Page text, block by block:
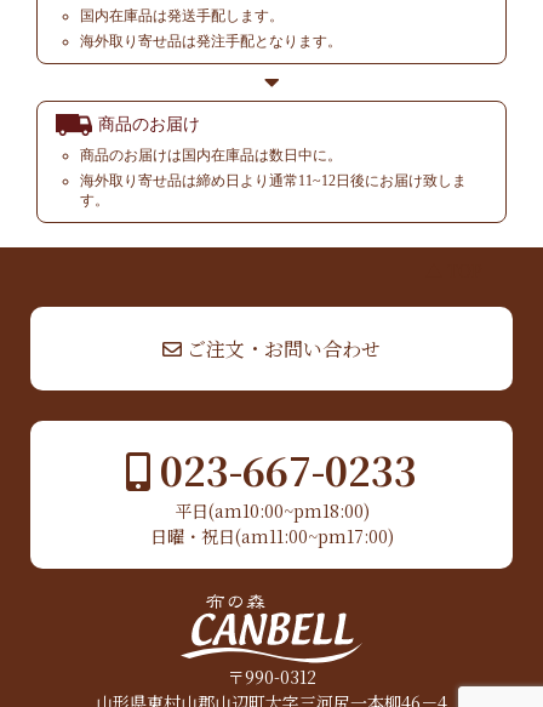
国内在庫品は発送手配します。
海外取り寄せ品は発注手配となります。
商品のお届け
商品のお届けは国内在庫品は数日中に。
海外取り寄せ品は締め日より通常11~12日後にお届け致しま
す。
ご注文・お問い合わせ
023-667-0233
平日(am10:00~pm18:00)
日曜・祝日(am11:00~pm17:00)
〒990-0312
山形県東村山郡山辺町大字三河尻一本柳46－4